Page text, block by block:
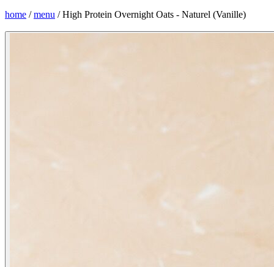
home / menu / High Protein Overnight Oats - Naturel (Vanille)